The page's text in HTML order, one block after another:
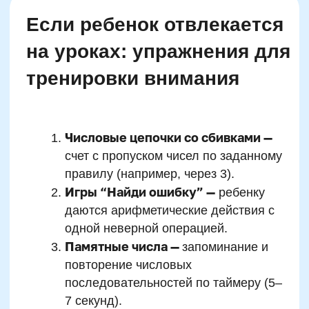
Почему ментальный счет
помогает лучше учиться в
школе
Ментальная арифметика формирует у
ядром успешной учебной деятельности,
особенно в начальной и средней школе. В
акцент делается на запоминании,
ментальный счет требует активного
умственного участия и построения
внутренних моделей вычислений. Это
делает обучение глубоким и прочным.
когнитивных механизма: память, внимание и
логика. Например, при вычислении в уме
одной задачи дети одновременно